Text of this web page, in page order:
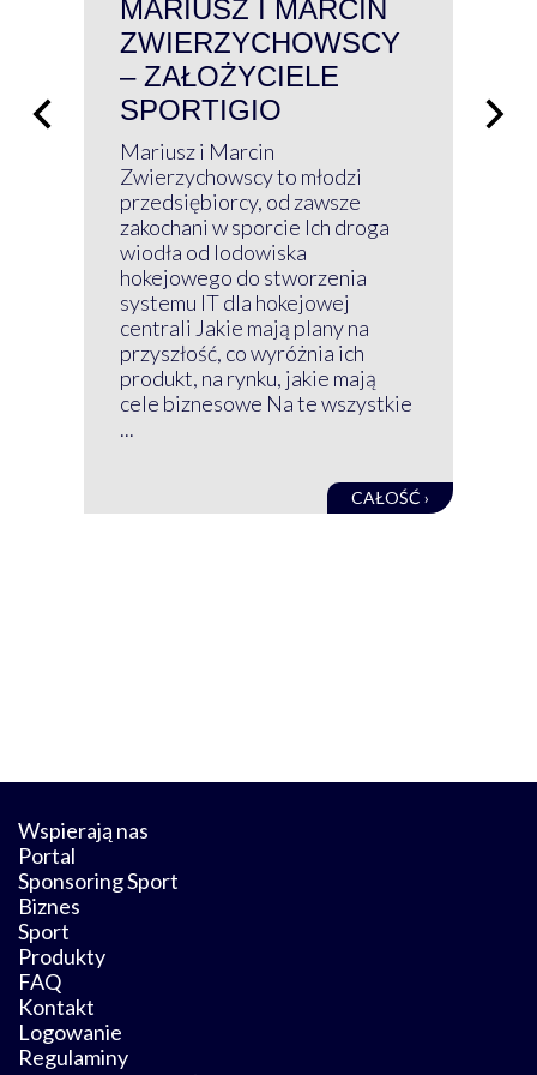
MARIUSZ I MARCIN
ZWIERZYCHOWSCY
– ZAŁOŻYCIELE
SPORTIGIO
Mariusz i Marcin
Zwierzychowscy to młodzi
przedsiębiorcy, od zawsze
zakochani w sporcie Ich droga
wiodła od lodowiska
hokejowego do stworzenia
systemu IT dla hokejowej
centrali Jakie mają plany na
przyszłość, co wyróżnia ich
produkt, na rynku, jakie mają
cele biznesowe Na te wszystkie
...
CAŁOŚĆ ›
Wspierają nas
Portal
Sponsoring Sport
Biznes
Sport
Produkty
FAQ
Kontakt
Logowanie
Regulaminy